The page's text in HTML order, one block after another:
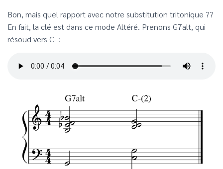
Bon, mais quel rapport avec notre substitution tritonique ??
En fait, la clé est dans ce mode Altéré. Prenons G7alt, qui
résoud vers C- :